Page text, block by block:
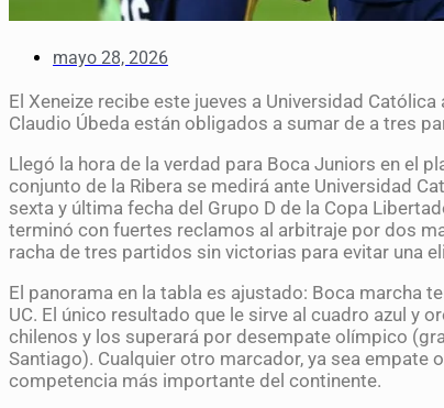
mayo 28, 2026
El Xeneize recibe este jueves a Universidad
Claudio Úbeda están obligados a sumar de a tres
Llegó la hora de la verdad para Boca Juniors en el
conjunto de la Ribera se medirá ante Universidad
sexta y última fecha del Grupo D de la Copa
terminó con fuertes reclamos al arbitraje por dos
racha de tres partidos sin victorias para evitar una
El panorama en la tabla es ajustado: Boca marcha
UC. El único resultado que le sirve al cuadro azul y
chilenos y los superará por desempate olímpico
Santiago). Cualquier otro marcador, ya sea empate
competencia más importante del continente.